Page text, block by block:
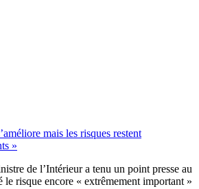
mais les risques restent
»
de l’Intérieur a tenu un point presse au
le risque encore « extrêmement important »